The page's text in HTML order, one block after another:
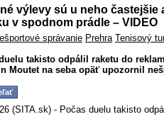
výlevy sú u neho častejšie
v spodnom prádle – VIDEO
správanie Prehra Tenisový
takisto odpálil raketu do
Moutet na seba opäť upozornil
(SITA.sk) - Počas duelu takisto